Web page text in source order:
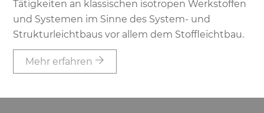
Tätigkeiten an klassischen isotropen Werkstoffen
und Systemen im Sinne des System- und
Strukturleichtbaus vor allem dem Stoffleichtbau.
Mehr erfahren